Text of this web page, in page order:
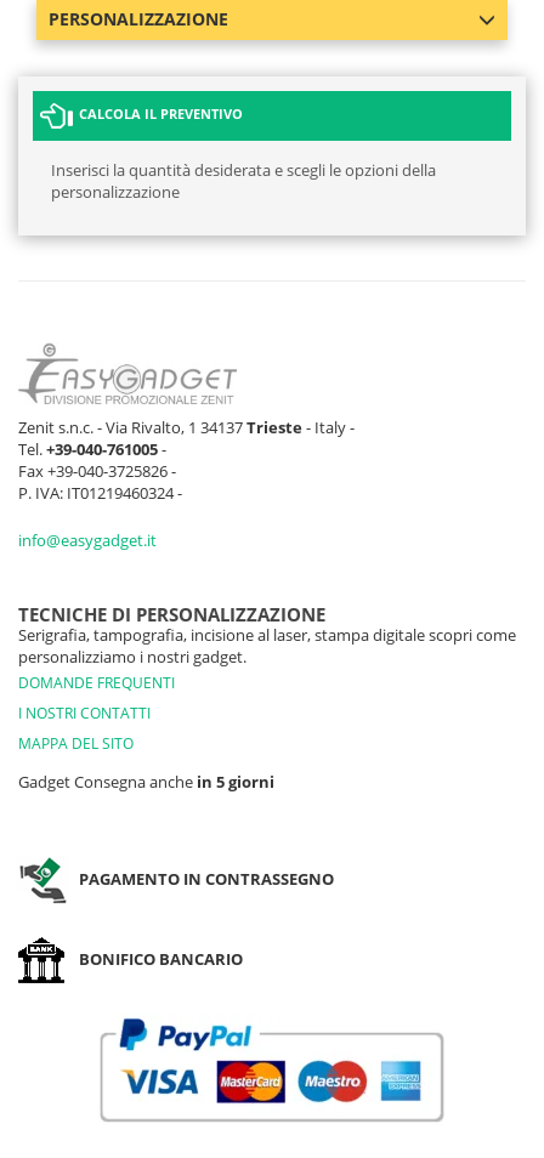
PERSONALIZZAZIONE
CALCOLA IL PREVENTIVO
Inserisci la quantità desiderata e scegli le opzioni della
personalizzazione
Zenit s.n.c. - Via Rivalto, 1 34137Trieste- Italy -
Tel.+39-040-761005-
Fax +39-040-3725826 -
P. IVA: IT01219460324 -
info@easygadget.it
TECNICHE DI PERSONALIZZAZIONE
Serigrafia, tampografia, incisione al laser, stampa digitale scopri come
personalizziamo i nostri gadget.
DOMANDE FREQUENTI
I NOSTRI CONTATTI
MAPPA DEL SITO
Gadget Consegna anche in 5 giorni
PAGAMENTO IN CONTRASSEGNO
BONIFICO BANCARIO